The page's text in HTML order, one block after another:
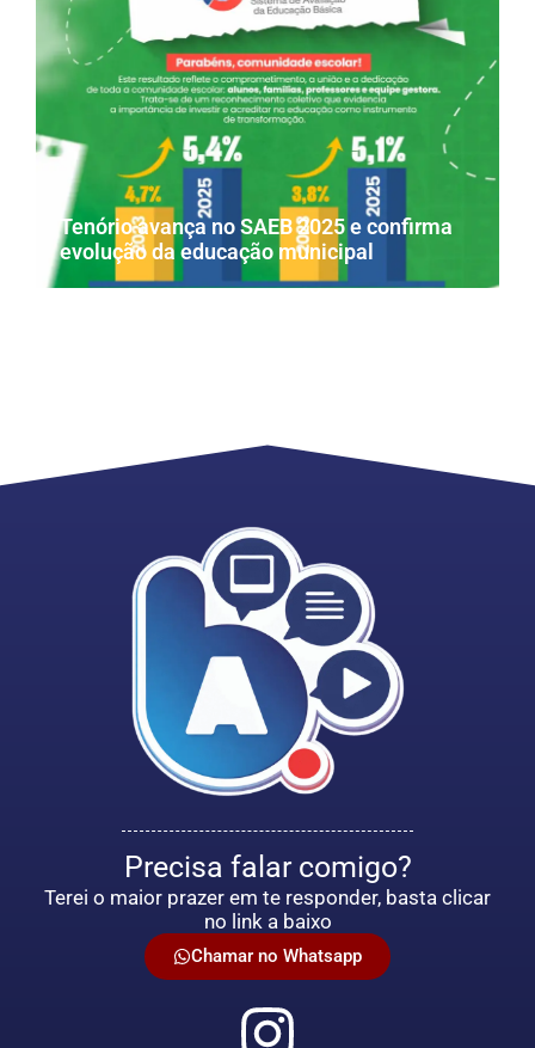
Tenório avança no SAEB 2025 e confirma
evolução da educação municipal
Precisa falar comigo?
Terei o maior prazer em te responder, basta clicar
no link a baixo
Chamar no Whatsapp